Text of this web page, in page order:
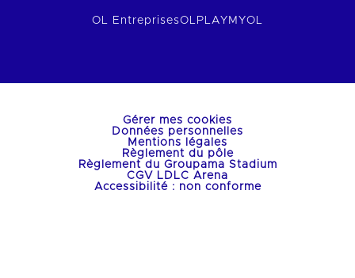
OL EntreprisesOLPLAY MYOL
Gérer mes cookies
Données personnelles
Mentions légales
Règlement du pôle
Règlement du Groupama Stadium
CGV LDLC Arena
Accessibilité : non conforme